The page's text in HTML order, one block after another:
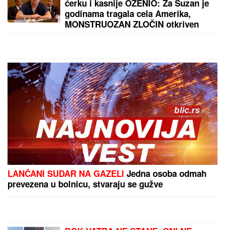
DOK VATRA NE STANE, ONI NE STAJU:Hrabri
pripadnici MUP-a u borbi sa vatrenom stihijom
iznad Deliblatske peščare (VIDEO)
PREPORUKA ZA VAS
Sutra je SVETA PETKA TRNOVA, praznik posvećen